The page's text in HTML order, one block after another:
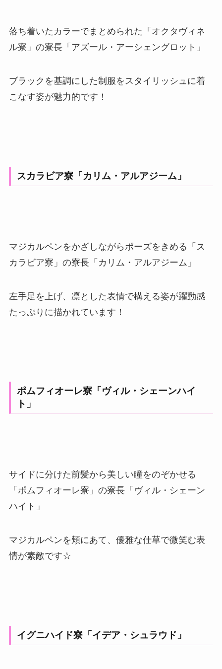
落ち着いたカラーでまとめられた「オクタヴィネ
ル寮」の寮長「アズール・アーシェングロット」
ブラックを基調にした制服をスタイリッシュに着
こなす姿が魅力的です！
スカラビア寮「カリム・アルアジーム」
マジカルペンをかざしながらポーズをきめる「ス
カラビア寮」の寮長「カリム・アルアジーム」
左手足を上げ、凛とした表情で構える姿が躍動感
たっぷりに描かれています！
ポムフィオーレ寮「ヴィル・シェーンハイ
ト」
サイドに分けた前髪から美しい瞳をのぞかせる
「ポムフィオーレ寮」の寮長「ヴィル・シェーン
ハイト」
マジカルペンを頬にあて、優雅な仕草で微笑む表
情が素敵です☆
イグニハイド寮「イデア・シュラウド」